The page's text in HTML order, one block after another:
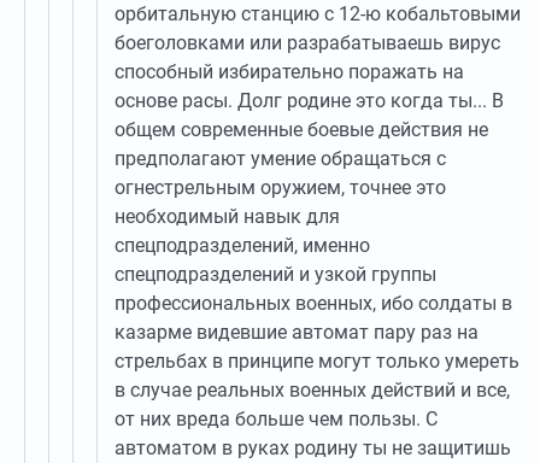
орбитальную станцию с 12-ю кобальтовыми
боеголовками или разрабатываешь вирус
способный избирательно поражать на
основе расы. Долг родине это когда ты... В
общем современные боевые действия не
предполагают умение обращаться с
огнестрельным оружием, точнее это
необходимый навык для
спецподразделений, именно
спецподразделений и узкой группы
профессиональных военных, ибо солдаты в
казарме видевшие автомат пару раз на
стрельбах в принципе могут только умереть
в случае реальных военных действий и все,
от них вреда больше чем пользы. С
автоматом в руках родину ты не защитишь